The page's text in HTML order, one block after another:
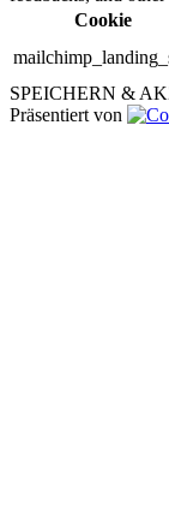
Cookie
SPEICHERN &
Präsentiert von